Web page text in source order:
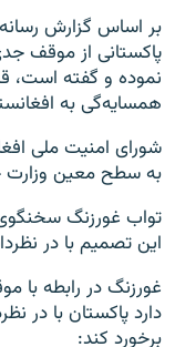
بر اساس گزارش رسانه
پاکستانی از موقف
نموده و گفته است،
همسایه‌گی به
شورای امنیت ملی
به سطح معین
تواب غورزنگ
این تصمیم با در
غورزنگ در رابطه با
دارد پاکستان با در
برخورد کند: